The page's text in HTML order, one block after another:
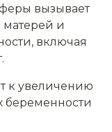
вызывает
матерей и
включая
к увеличению
беременности